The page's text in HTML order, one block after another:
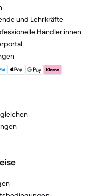
und Lehrkräfte
Händler:innen